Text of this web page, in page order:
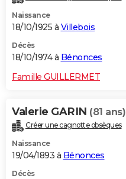
Naissance
18/10/1925 à Villebois
Décès
18/10/1974 à Bénonces
Famille GUILLERMET
Valerie GARIN (81 ans)
Créer une cagnotte obsèques
Naissance
19/04/1893 à Bénonces
Décès